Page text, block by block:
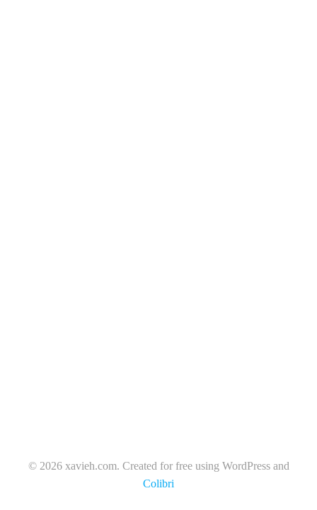
© 2026 xavieh.com. Created for free using WordPress and
Colibri